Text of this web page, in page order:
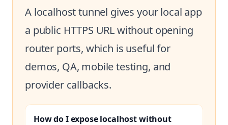
A localhost tunnel gives your local app
a public HTTPS URL without opening
router ports, which is useful for
demos, QA, mobile testing, and
provider callbacks.
How do I expose localhost without